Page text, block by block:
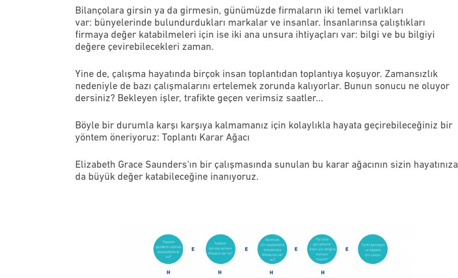
Bilançolara girsin ya da girmesin, günümüzde firmaların iki temel varlıkları
var: bünyelerinde bulundurdukları markalar ve insanlar. İnsanlarınsa çalıştıkları
firmaya değer katabilmeleri için ise iki ana unsura ihtiyaçları var: bilgi ve bu bilgiyi
değere çevirebilecekleri zaman.
Yine de, çalışma hayatında birçok insan toplantıdan toplantıya koşuyor. Zamansızlık
nedeniyle de bazı çalışmalarını ertelemek zorunda kalıyorlar. Bunun sonucu ne oluyor
dersiniz? Bekleyen işler, trafikte geçen verimsiz saatler...
Böyle bir durumla karşı karşıya kalmamanız için kolaylıkla hayata geçirebileceğiniz bir
yöntem öneriyoruz: Toplantı Karar Ağacı
Elizabeth Grace Saunders'ın bir çalışmasında sunulan bu karar ağacının sizin hayatınıza
da büyük değer katabileceğine inanıyoruz.